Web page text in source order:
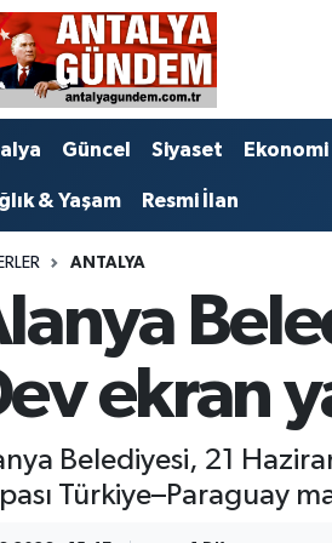
Güncel Siyaset Ekonomi
& Yaşam Resmi İlan
ANTALYA
ekran
Belediyesi, 21
Türkiye–Paraguay
Eczaneler
Durumu
Vakitleri
Durumu ve Fikstür
Haberleri